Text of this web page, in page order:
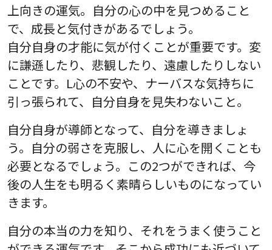
上向きの運気。自分の心の中を見つめること
で、成長と気付きがあるでしょう。
自分自身の才能に気が付くことが重要です。変
に謙遜したり、悲観したり、遠慮したりしない
ことです。L心の不安や、ナーバスな気持ちに
引っ張られて、自分自身を見失わないこと。
自分自身が導師となって、自分を導きましょ
う。自分の弱さを克服し、人に心を開くことも
必要となるでしょう。この2つができれば、今
後の人生をも明るく素晴らしいものになってい
きます。
自分の本当の力を知り、それをうまく使うこと